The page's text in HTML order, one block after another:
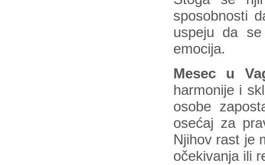
sposobnosti
uspeju da
emocija.
Mesec u
harmonije i
osobe
osećaj za
Njihov rast je
očekivanja ili